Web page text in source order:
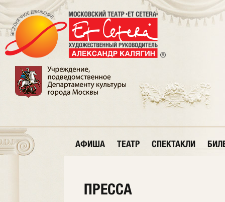
АФИША ТЕАТР СПЕКТАКЛИ
ПРЕССА